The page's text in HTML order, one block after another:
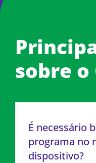
sobre o
É necessário
programa no
dispositivo?